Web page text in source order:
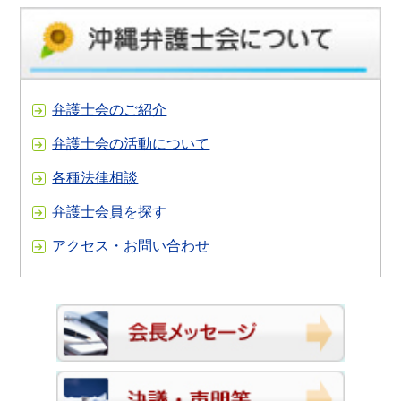
弁護士会のご紹介
弁護士会の活動について
各種法律相談
弁護士会員を探す
アクセス・お問い合わせ